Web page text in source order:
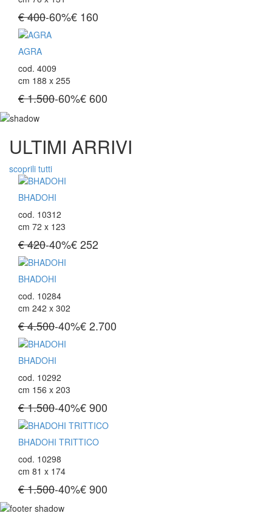
€ 400-60%€ 160
AGRA
cod. 4009
cm 188 x 255
€ 1.500-60%€600
ULTIMI ARRIVI
scoprili tutti
BHADOHI
cod. 10312
cm 72 x 123
€ 420-40%€252
BHADOHI
cod. 10284
cm 242 x 302
€ 4.500-40%€2.700
BHADOHI
cod. 10292
cm 156 x 203
€ 1.500-40%€900
BHADOHI TRITTICO
cod. 10298
cm 81 x 174
€ 1.500-40%€900